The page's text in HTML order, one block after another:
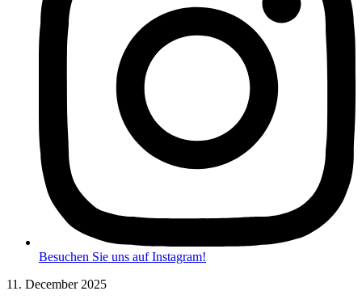
Besuchen Sie uns auf Instagram!
11. December 2025